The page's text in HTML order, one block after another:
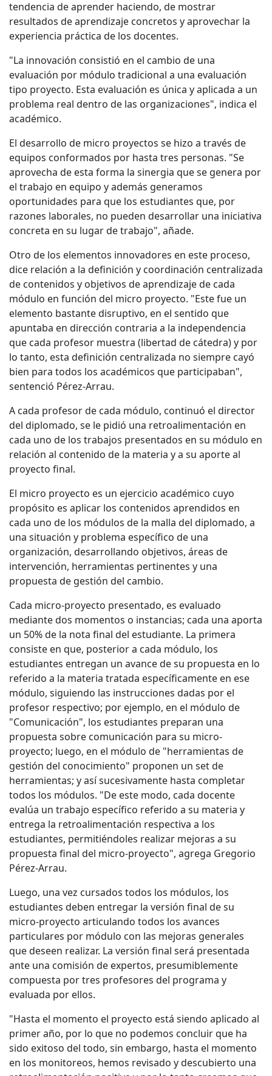
tendencia de aprender haciendo, de mostrar
resultados de aprendizaje concretos y aprovechar la
experiencia práctica de los docentes.
"La innovación consistió en el cambio de una
evaluación por módulo tradicional a una evaluación
tipo proyecto. Esta evaluación es única y aplicada a un
problema real dentro de las organizaciones", indica el
académico.
El desarrollo de micro proyectos se hizo a través de
equipos conformados por hasta tres personas. "Se
aprovecha de esta forma la sinergia que se genera por
el trabajo en equipo y además generamos
oportunidades para que los estudiantes que, por
razones laborales, no pueden desarrollar una iniciativa
concreta en su lugar de trabajo", añade.
Otro de los elementos innovadores en este proceso,
dice relación a la definición y coordinación centralizada
de contenidos y objetivos de aprendizaje de cada
módulo en función del micro proyecto. "Este fue un
elemento bastante disruptivo, en el sentido que
apuntaba en dirección contraria a la independencia
que cada profesor muestra (libertad de cátedra) y por
lo tanto, esta definición centralizada no siempre cayó
bien para todos los académicos que participaban",
sentenció Pérez-Arrau.
A cada profesor de cada módulo, continuó el director
del diplomado, se le pidió una retroalimentación en
cada uno de los trabajos presentados en su módulo en
relación al contenido de la materia y a su aporte al
proyecto final.
El micro proyecto es un ejercicio académico cuyo
propósito es aplicar los contenidos aprendidos en
cada uno de los módulos de la malla del diplomado, a
una situación y problema específico de una
organización, desarrollando objetivos, áreas de
intervención, herramientas pertinentes y una
propuesta de gestión del cambio.
Cada micro-proyecto presentado, es evaluado
mediante dos momentos o instancias; cada una aporta
un 50% de la nota final del estudiante. La primera
consiste en que, posterior a cada módulo, los
estudiantes entregan un avance de su propuesta en lo
referido a la materia tratada específicamente en ese
módulo, siguiendo las instrucciones dadas por el
profesor respectivo; por ejemplo, en el módulo de
"Comunicación", los estudiantes preparan una
propuesta sobre comunicación para su micro-
proyecto; luego, en el módulo de "herramientas de
gestión del conocimiento" proponen un set de
herramientas; y así sucesivamente hasta completar
todos los módulos. "De este modo, cada docente
evalúa un trabajo específico referido a su materia y
entrega la retroalimentación respectiva a los
estudiantes, permitiéndoles realizar mejoras a su
propuesta final del micro-proyecto", agrega Gregorio
Pérez-Arrau.
Luego, una vez cursados todos los módulos, los
estudiantes deben entregar la versión final de su
micro-proyecto articulando todos los avances
particulares por módulo con las mejoras generales
que deseen realizar. La versión final será presentada
ante una comisión de expertos, presumiblemente
compuesta por tres profesores del programa y
evaluada por ellos.
"Hasta el momento el proyecto está siendo aplicado al
primer año, por lo que no podemos concluir que ha
sido exitoso del todo, sin embargo, hasta el momento
en los monitoreos, hemos revisado y descubierto una